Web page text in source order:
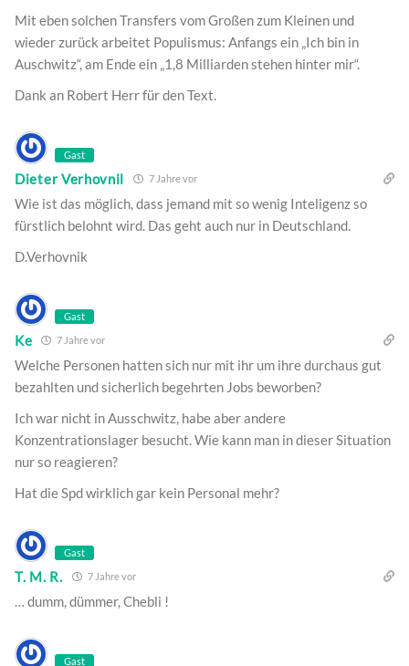
Mit eben solchen Transfers vom Großen zum Kleinen und
wieder zurück arbeitet Populismus: Anfangs ein „Ich bin in
Auschwitz“, am Ende ein „1,8 Milliarden stehen hinter mir“.
Dank an Robert Herr für den Text.
Gast
Dieter Verhovnil 7 Jahre vor
Wie ist das möglich, dass jemand mit so wenig Inteligenz so
fürstlich belohnt wird. Das geht auch nur in Deutschland.
D.Verhovnik
Gast
Ke 7 Jahre vor
Welche Personen hatten sich nur mit ihr um ihre durchaus gut
bezahlten und sicherlich begehrten Jobs beworben?
Ich war nicht in Ausschwitz, habe aber andere
Konzentrationslager besucht. Wie kann man in dieser Situation
nur so reagieren?
Hat die Spd wirklich gar kein Personal mehr?
Gast
T. M. R. 7 Jahre vor
… dumm, dümmer, Chebli !
Gast